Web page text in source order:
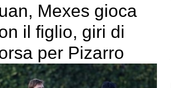
Mexes gioca
il figlio, giri di
per Pizarro